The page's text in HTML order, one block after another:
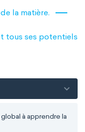
la matière.
tous ses potentiels
à apprendre la